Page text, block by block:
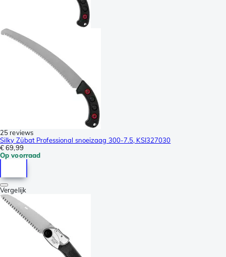
25 reviews
Silky Zübat Professional snoeizaag 300-7.5, KSI327030
€ 69,99
Op voorraad
Vergelijk